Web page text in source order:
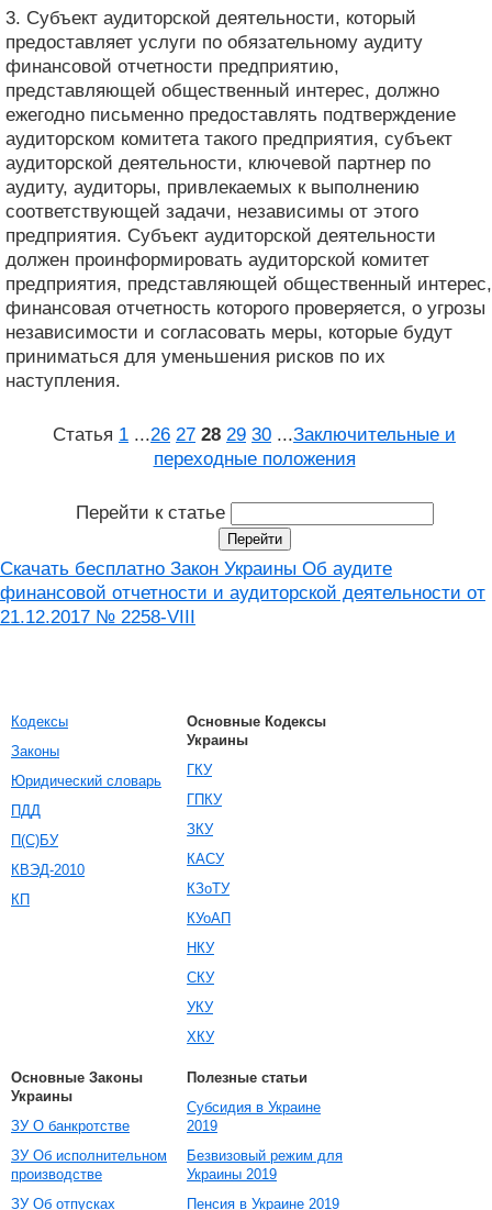
3. Субъект аудиторской деятельности, который
предоставляет услуги по обязательному аудиту
финансовой отчетности предприятию,
представляющей общественный интерес, должно
ежегодно письменно предоставлять подтверждение
аудиторском комитета такого предприятия, субъект
аудиторской деятельности, ключевой партнер по
аудиту, аудиторы, привлекаемых к выполнению
соответствующей задачи, независимы от этого
предприятия. Субъект аудиторской деятельности
должен проинформировать аудиторской комитет
предприятия, представляющей общественный интерес,
финансовая отчетность которого проверяется, о угрозы
независимости и согласовать меры, которые будут
приниматься для уменьшения рисков по их
наступления.
Статья 1 ...26 27 28 29 30 ...Заключительные и
переходные положения
Перейти к статье
Скачать бесплатно Закон Украины Об аудите
финансовой отчетности и аудиторской деятельности от
21.12.2017 № 2258-VIII
Кодексы
Законы
Юридический словарь
ПДД
П(С)БУ
КВЭД-2010
КП
Основные Кодексы
Украины
ГКУ
ГПКУ
ЗКУ
КАСУ
КЗоТУ
КУоАП
НКУ
СКУ
УКУ
ХКУ
Основные Законы
Украины
ЗУ О банкротстве
ЗУ Об исполнительном
производстве
ЗУ Об отпусках
Полезные статьи
Субсидия в Украине
2019
Безвизовый режим для
Украины 2019
Пенсия в Украине 2019